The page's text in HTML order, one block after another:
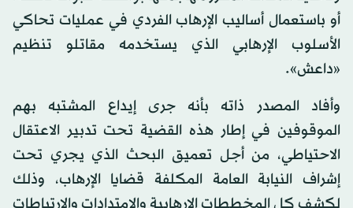
أو باستعمال أساليب الإرهاب الفردي في عمليات تحاكي
الأسلوب الإرهابي الذي يستخدمه مقاتلو تنظيم
«داعش».
وأفاد المصدر ذاته بأنه جرى إيداع المشتبه بهم
الموقوفين في إطار هذه القضية تحت تدبير الاعتقال
الاحتياطي، من أجل تعميق البحث الذي يجري تحت
إشراف النيابة العامة المكلفة قضايا الإرهاب، وذلك